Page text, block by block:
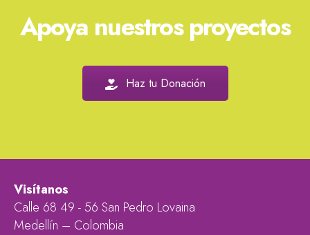
Apoya nuestros proyectos
Haz tu Donación
Visítanos
Calle 68 49 - 56 San Pedro Lovaina
Medellín – Colombia